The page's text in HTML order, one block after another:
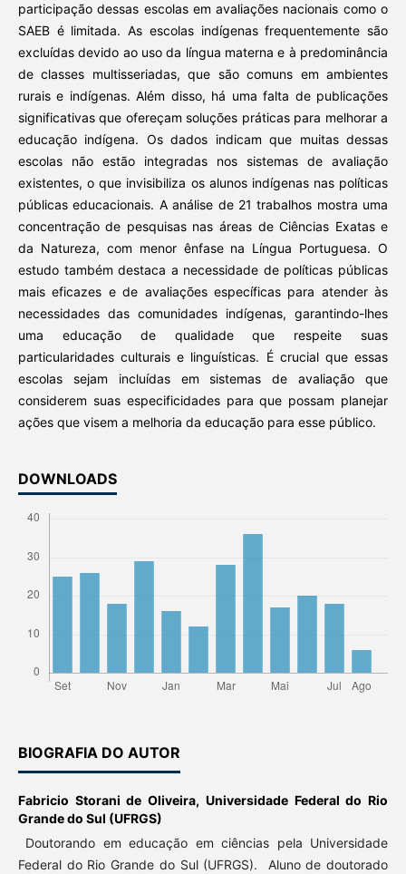
participação dessas escolas em avaliações nacionais como o
SAEB é limitada. As escolas indígenas frequentemente são
excluídas devido ao uso da língua materna e à predominância
de classes multisseriadas, que são comuns em ambientes
rurais e indígenas. Além disso, há uma falta de publicações
significativas que ofereçam soluções práticas para melhorar a
educação indígena. Os dados indicam que muitas dessas
escolas não estão integradas nos sistemas de avaliação
existentes, o que invisibiliza os alunos indígenas nas políticas
públicas educacionais. A análise de 21 trabalhos mostra uma
concentração de pesquisas nas áreas de Ciências Exatas e
da Natureza, com menor ênfase na Língua Portuguesa. O
estudo também destaca a necessidade de políticas públicas
mais eficazes e de avaliações específicas para atender às
necessidades das comunidades indígenas, garantindo-lhes
uma educação de qualidade que respeite suas
particularidades culturais e linguísticas. É crucial que essas
escolas sejam incluídas em sistemas de avaliação que
considerem suas especificidades para que possam planejar
ações que visem a melhoria da educação para esse público.
DOWNLOADS
BIOGRAFIA DO AUTOR
Fabricio Storani de Oliveira, Universidade Federal do Rio
Grande do Sul (UFRGS)
Doutorando em educação em ciências pela Universidade
Federal do Rio Grande do Sul (UFRGS). Aluno de doutorado